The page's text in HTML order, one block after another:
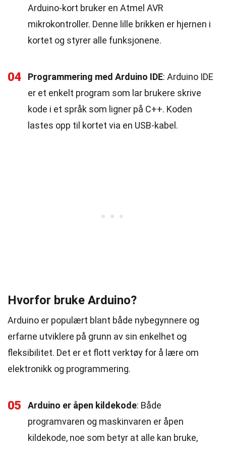
Arduino-kort bruker en Atmel AVR
mikrokontroller. Denne lille brikken er hjernen i
kortet og styrer alle funksjonene.
04 Programmering med Arduino IDE: Arduino IDE
er et enkelt program som lar brukere skrive
kode i et språk som ligner på C++. Koden
lastes opp til kortet via en USB-kabel.
Hvorfor bruke Arduino?
Arduino er populært blant både nybegynnere og
erfarne utviklere på grunn av sin enkelhet og
fleksibilitet. Det er et flott verktøy for å lære om
elektronikk og programmering.
05 Arduino er åpen kildekode: Både
programvaren og maskinvaren er åpen
kildekode, noe som betyr at alle kan bruke,